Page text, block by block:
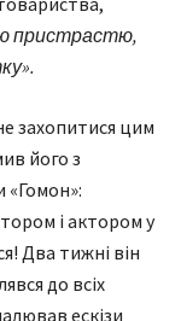
пристрастю,
захопитися цим
його з
«Гомон»:
і актором у
Два тижні він
до всіх
ескізи